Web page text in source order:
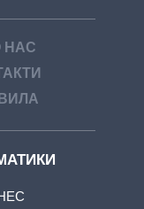
НАС